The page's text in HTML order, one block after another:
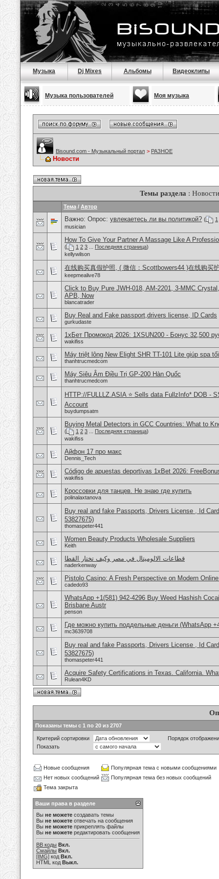
Музыка Dj Mixes Альбомы Видеоклипы
Музыка пользователей Моя музыка
Bisound.com - Музыкальный портал > РАЗНОЕ
Новости
Темы раздела : Новости
Тема / Автор
Важно: Опрос: увлекаетесь ли вы политикой? (
1
musician
How To Give Your Partner A Massage Like A
( 1 2 3 Последняя страница)
kellywilson
在线购买真假护照, ( 微信：Scottbowers44 )在线购买
keepmealive78
Click to Buy Pure JWH-018, AM-2201, 3-MMC
APB, Now
blancatrader
Buy Real and Fake passport,drivers license, ID Cards
gurkudaste
1хБет Промокод 2026: 1XSUN200 - Бонус 32,500
wakifiss
Máy triệt lông New Elight SHR TT-101 Lite giúp spa
thanhtrucmedcom
Máy Siêu Âm Điều Trị GP-200 Hàn Quốc
thanhtrucmedcom
HTTP://FULLLZ.ASIA ⭐️ Sells data FullzInfo* DOB -
Account
buydumpsatm
Buying Metal Detectors in GCC Countries: What to
( 1 2 3 Последняя страница)
wakifiss
Айфон 17 про макс
Dennis_Tech
Código de apuestas deportivas 1xBet 2026:
wakifiss
Кроссовки для танцев. Не знаю где купить
polinalaxtanova
Buy real and fake Passports, Drivers License , Id
53827675)
thomaspeter441
Women Beauty Products Wholesale Suppliers
Keith
قطاعات الالوميتال في مصر وكيف تختار القطا
naderkenway
Pistolo Casino: A Fresh Perspective on Modern
cadedo93
WhatsApp +1(581) 942-4296 Buy Weed Hashish
Brisbane Austr
penson
Где можно купить поддельные деньги (WhatsApp
mc3639708
Buy real and fake Passports, Drivers License , Id
53827675)
thomaspeter441
Acquire Safety Certifications in Texas. California.
Rulean4KD
Показаны темы с 1 по 20 из 2707
Критерий сортировки
Порядок
Показать
Новые сообщения
Популярная тема с новыми сообщениями
Нет новых сообщений
Популярная тема без новых сообщений
Тема закрыта
Ваши права в разделе
Вы не можете создавать темы
Вы не можете отвечать на сообщения
Вы не можете прикреплять файлы
Вы не можете редактировать сообщения
BB коды Вкл.
Смайлы Вкл.
[IMG] код Вкл.
HTML код Выкл.